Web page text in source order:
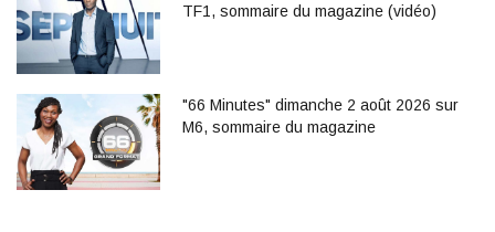
TF1, sommaire du magazine (vidéo)
"66 Minutes" dimanche 2 août 2026 sur
M6, sommaire du magazine